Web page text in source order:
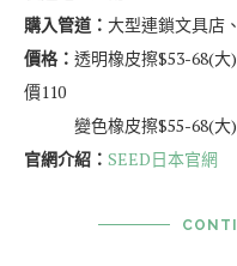
購入管道： 大型連鎖文具店
價格： 透明橡皮擦$53-68(
價110
變色橡皮擦$55-68(大)
官網介紹： SEED日本官網